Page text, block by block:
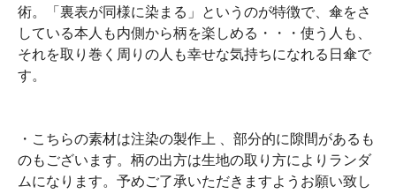
術。「裏表が同様に染まる」というのが特徴で、傘をさ
している本人も内側から柄を楽しめる・・・使う人も、
それを取り巻く周りの人も幸せな気持ちになれる日傘で
す。
・こちらの素材は注染の製作上 、部分的に隙間があるも
のもございます。柄の出方は生地の取り方によりランダ
ムになります。予めご了承いただきますようお願い致し